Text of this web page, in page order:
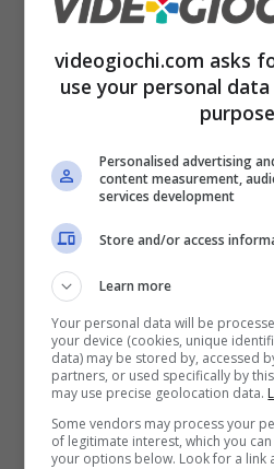
sistematicamente. Per
problema, il multiplayer
quando non riusciremo a
Fonte
Articoli recenti
News
Grokipedia:
progetto AI di Elon
già al capolinea?
ASUS ProArt si
Presentato il Nuovo
videogiochi.com asks
use your personal
Personalised advertising
content measurement,
services development
Store and/or access
Learn more
Your personal data will be
your device (cookies, unique
data) may be stored by, accessed
partners, or used specifically by
may use precise geolocation data.
Some vendors may process your
of legitimate interest, which you
your options below. Look for a link